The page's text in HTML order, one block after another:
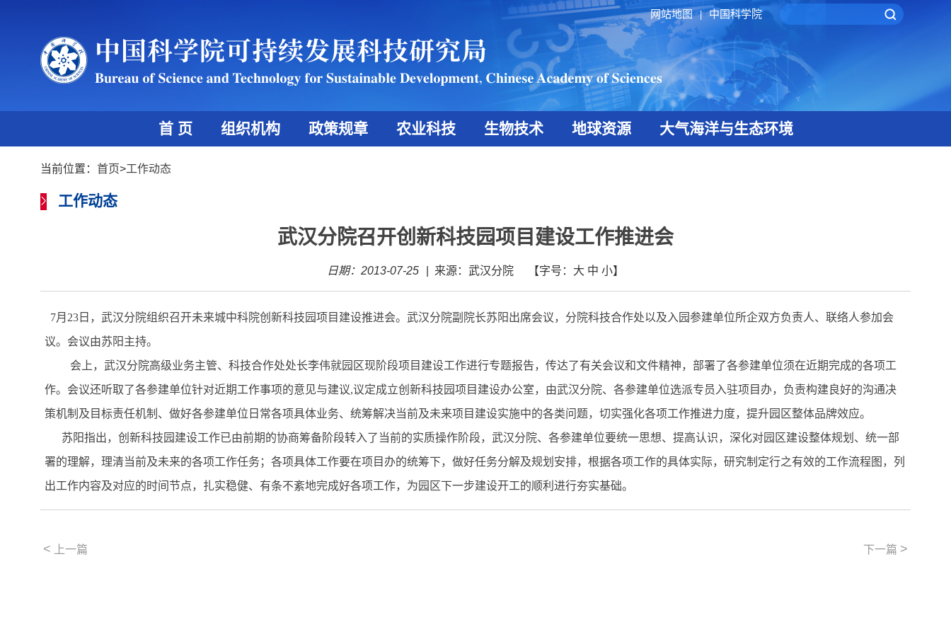
网站地图 | 中国科学院
首 页 组织机构 政策规章 农业科技 生物技术 地球资源 大气海洋与生态环境
当前位置： 首页>工作动态
工作动态
武汉分院召开创新科技园项目建设工作推进会
日期：2013-07-25 来源：武汉分院 【字号： 大 中 小】
7月23日，武汉分院组织召开未来城中科院创新科技园项目建设推进会。武汉分院副院长苏阳出席会议，分院科技合作处以及入园参建单位所企双方负责人、联络人参加会
议。会议由苏阳主持。
会上，武汉分院高级业务主管、科技合作处处长李伟就园区现阶段项目建设工作进行专题报告，传达了有关会议和文件精神，部署了各参建单位须在近期完成的各项工
作。会议还听取了各参建单位针对近期工作事项的意见与建议,议定成立创新科技园项目建设办公室，由武汉分院、各参建单位选派专员入驻项目办，负责构建良好的沟通决
策机制及目标责任机制、做好各参建单位日常各项具体业务、统筹解决当前及未来项目建设实施中的各类问题，切实强化各项工作推进力度，提升园区整体品牌效应。
苏阳指出，创新科技园建设工作已由前期的协商筹备阶段转入了当前的实质操作阶段，武汉分院、各参建单位要统一思想、提高认识，深化对园区建设整体规划、统一部
署的理解，理清当前及未来的各项工作任务；各项具体工作要在项目办的统筹下，做好任务分解及规划安排，根据各项工作的具体实际，研究制定行之有效的工作流程图，列
出工作内容及对应的时间节点，扎实稳健、有条不紊地完成好各项工作，为园区下一步建设开工的顺利进行夯实基础。
< 上一篇 下一篇 >